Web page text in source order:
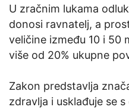
U zračnim lukama
donosi ravnatelj, a
veličine između 10 i 50
više od 20% ukupne
Zakon predstavlja
zdravlja i usklađuje se